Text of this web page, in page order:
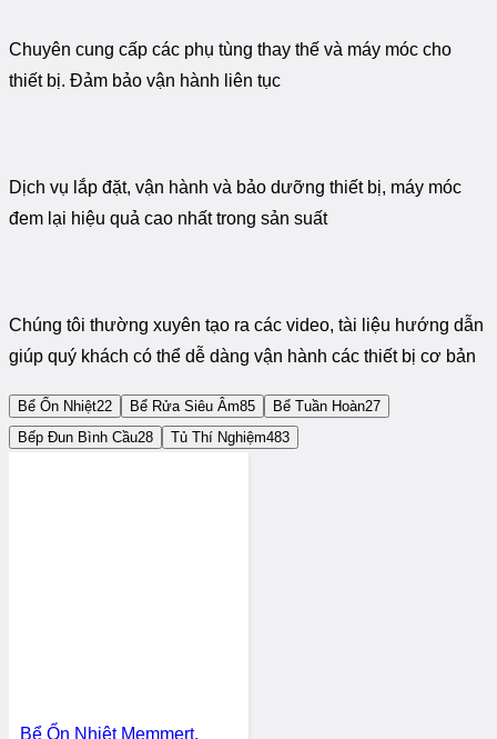
Chuyên cung cấp các phụ tùng thay thế và máy móc cho
thiết bị. Đảm bảo vận hành liên tục
Dịch vụ lắp đặt, vận hành và bảo dưỡng thiết bị, máy móc
đem lại hiệu quả cao nhất trong sản suất
Chúng tôi thường xuyên tạo ra các video, tài liệu hướng dẫn
giúp quý khách có thể dễ dàng vận hành các thiết bị cơ bản
Bể Ổn Nhiệt22 Bể Rửa Siêu Âm85 Bể Tuần Hoàn27
Bếp Đun Bình Cầu28 Tủ Thí Nghiệm483
Bể Ổn Nhiệt Memmert,